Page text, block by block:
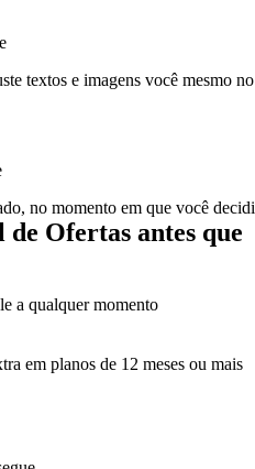
textos e imagens você mesmo
no momento em que você
Ofertas antes que
a qualquer momento
em planos de 12 meses ou mais